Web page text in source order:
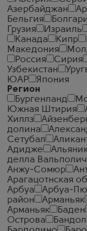
Азербайджан
Бельгия
Грузия
Израиль
Канада
Кипр
Македония
Россия
Сирия
Узбекистан
ЮАР
Япония
Регион
Бургенланд
Южная Штирия
Хиллз
долина
Сетубал
Адидже
делла
Анжу-Сомюр
Арагацотнская
Арбуа
Арбуа-
район
Арманьяк
Арманьяк
Баден
Острова